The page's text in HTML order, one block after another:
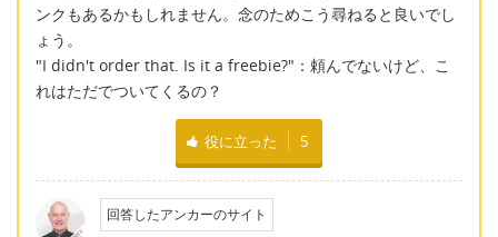
ンクもあるかもしれません。念のためこう尋ねると良いでし
ょう。
"I didn't order that. Is it a freebie?"：頼んでないけど、こ
れはただでついてくるの？
役に立った 5
回答したアンカーのサイト